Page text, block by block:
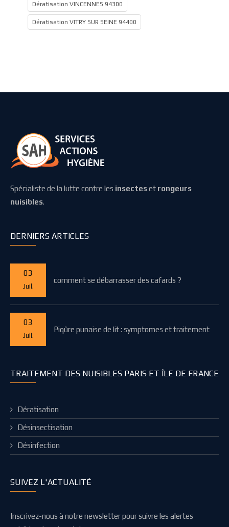
Dératisation VINCENNES 94300
Dératisation VITRY SUR SEINE 94400
Spécialiste de la lutte contre les insecteset rongeurs
nuisibles.
DERNIERS ARTICLES
03
Juil.
comment se débarrasser des cafards ?
03
Juil.
Piqûre punaise de lit : symptomes et traitement
TRAITEMENT DES NUISIBLES PARIS ET ÎLE DE FRANCE
Dératisation
Désinsectisation
Désinfection
SUIVEZ L'ACTUALITÉ
Inscrivez-nous à notre newsletter pour suivre les alertes